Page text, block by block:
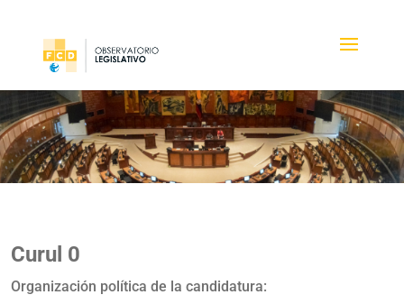
Curul 0
Organización política de la candidatura: